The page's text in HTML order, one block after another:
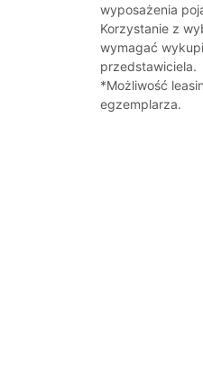
wyposażenia
Korzystanie z
wymagać
przedstawiciela.
*Możliwość
egzemplarza.